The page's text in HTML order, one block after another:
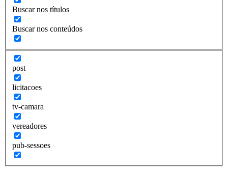
Buscar nos títulos
Buscar nos conteúdos
post
licitacoes
tv-camara
vereadores
pub-sessoes